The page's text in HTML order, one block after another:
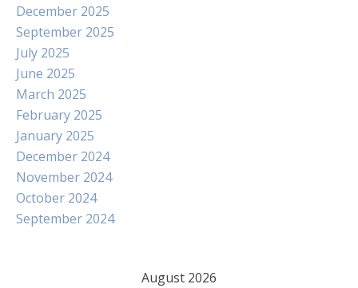
December 2025
September 2025
July 2025
June 2025
March 2025
February 2025
January 2025
December 2024
November 2024
October 2024
September 2024
August 2026